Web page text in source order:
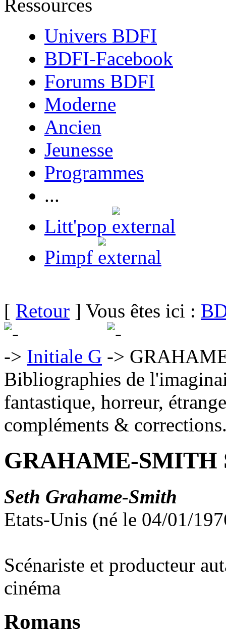
Ressources
Univers BDFI
BDFI-Facebook
Forums BDFI
Moderne
Ancien
Jeunesse
Programmes
...
Litt'pop
Pimpf
[ Retour ] Vous êtes ici :
Initiale G
Bibliographies de
fantastique, horreur,
compléments &
GRAHAME-SMITH
Seth Grahame-Smith
Etats-Unis (né le 04/01/
Scénariste et producteur
cinéma
Romans